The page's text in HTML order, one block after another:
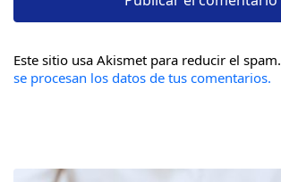
Este sitio usa Akismet para reducir el spam.
se procesan los datos de tus comentarios.